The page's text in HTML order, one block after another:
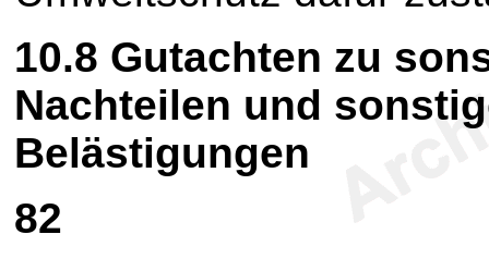
10.8 Gutachten zu
Nachteilen und
Belästigungen
82